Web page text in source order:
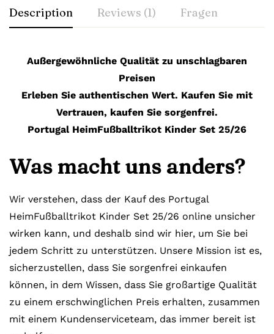
Description Reviews (1) Fragen
Außergewöhnliche Qualität zu unschlagbaren
Preisen
Erleben Sie authentischen Wert. Kaufen Sie mit
Vertrauen, kaufen Sie sorgenfrei.
Portugal HeimFußballtrikot Kinder Set 25/26
Was macht uns anders?
Wir verstehen, dass der Kauf des Portugal
HeimFußballtrikot Kinder Set 25/26 online unsicher
wirken kann, und deshalb sind wir hier, um Sie bei
jedem Schritt zu unterstützen. Unsere Mission ist es,
sicherzustellen, dass Sie sorgenfrei einkaufen
können, in dem Wissen, dass Sie großartige Qualität
zu einem erschwinglichen Preis erhalten, zusammen
mit einem Kundenserviceteam, das immer bereit ist